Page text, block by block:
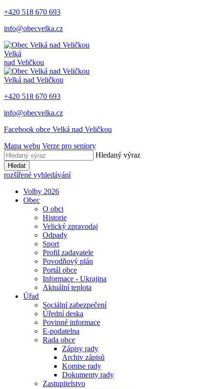
+420 518 670 693
info@obecvelka.cz
Velká
nad Veličkou
Velká nad Veličkou
+420 518 670 693
info@obecvelka.cz
Facebook obce Velká nad Veličkou
Mapa webu Verze pro seniory
Hledaný výraz
Hledat
rozšířené vyhledávání
Volby 2026
Obec
O obci
Historie
Velický zpravodaj
Odpady
Sport
Profil zadavatele
Povodňový plán
Portál obce
Informace - Ukrajina
Aktuální teplota
Úřad
Sociální zabezpečení
Úřední deska
Povinné informace
E-podatelna
Rada obce
Zápisy rady
Archiv zápisů
Komise rady
Dokumenty rady
Zastupitelstvo